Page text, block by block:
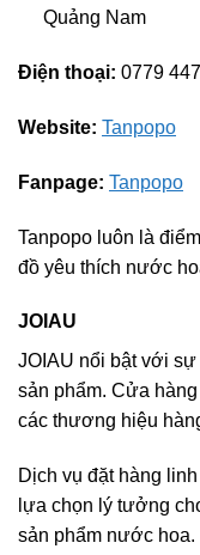
Quảng Nam
Điện thoại: 0779
Website: Tanpopo
Fanpage: Tanpopo
Tanpopo luôn là
đồ yêu thích nước
JOIAU
JOIAU nổi bật với
sản phẩm. Cửa
các thương hiệu
Dịch vụ đặt hàng
lựa chọn lý tưởng
sản phẩm nước hoa.